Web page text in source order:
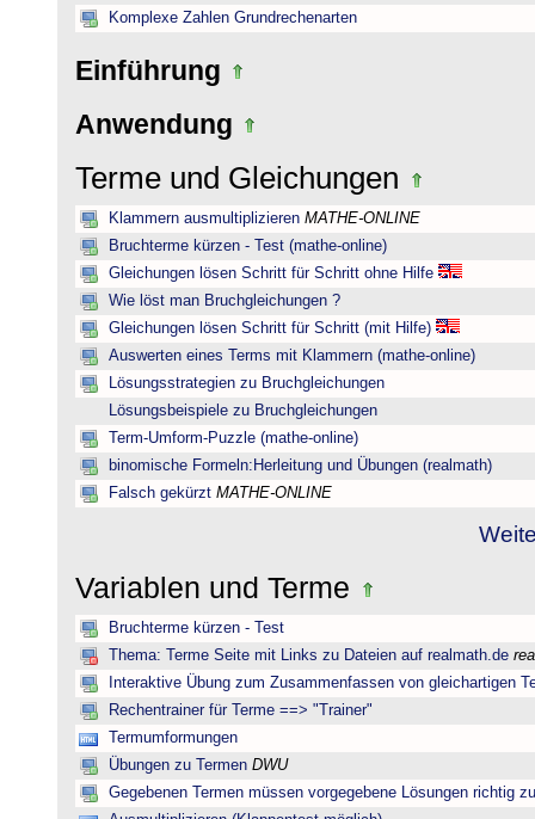
Komplexe Zahlen Grundrechenarten
Einführung
Anwendung
Terme und Gleichungen
Klammern ausmultiplizieren MATHE-ONLINE
Bruchterme kürzen - Test (mathe-online)
Gleichungen lösen Schritt für Schritt ohne Hilfe
Wie löst man Bruchgleichungen ?
Gleichungen lösen Schritt für Schritt (mit Hilfe)
Auswerten eines Terms mit Klammern (mathe-online)
Lösungsstrategien zu Bruchgleichungen
Lösungsbeispiele zu Bruchgleichungen
Term-Umform-Puzzle (mathe-online)
binomische Formeln:Herleitung und Übungen (realmath)
Falsch gekürzt MATHE-ONLINE
Variablen und Terme
Bruchterme kürzen - Test
Thema: Terme Seite mit Links zu Dateien auf realmath.de
Interaktive Übung zum Zusammenfassen von gleichartigen
Rechentrainer für Terme ==> "Trainer"
Termumformungen
Übungen zu Termen DWU
Gegebenen Termen müssen vorgegebene Lösungen richtig